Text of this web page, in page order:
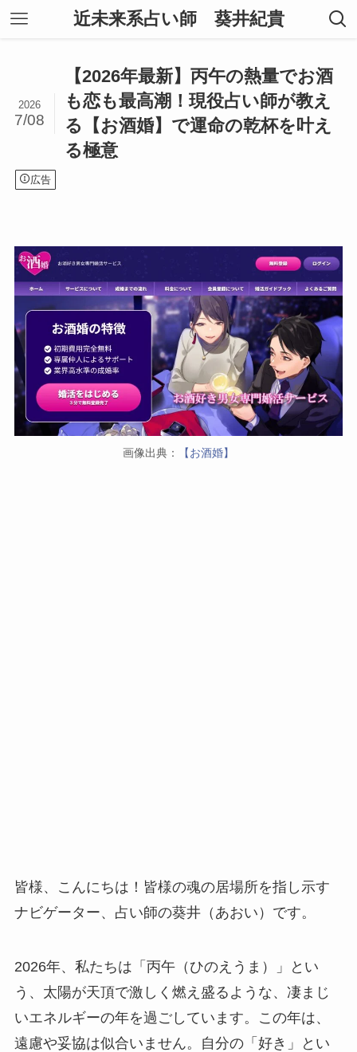
近未来系占い師 葵井紀貴
【2026年最新】丙午の熱量でお酒
も恋も最高潮！現役占い師が教え
る【お酒婚】で運命の乾杯を叶え
る極意
2026
7/08
広告
画像出典： 【お酒婚】
皆様、こんにちは！皆様の魂の居場所を指し示す
ナビゲーター、占い師の葵井（あおい）です。
2026年、私たちは「丙午（ひのえうま）」とい
う、太陽が天頂で激しく燃え盛るような、凄まじ
いエネルギーの年を過ごしています。この年は、
遠慮や妥協は似合いません。自分の「好き」とい